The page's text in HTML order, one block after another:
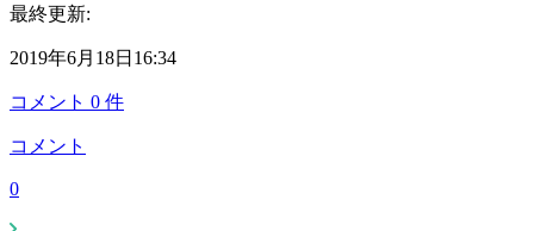
最終更新:
2019年6月18日16:34
コメント 0 件
コメント
0